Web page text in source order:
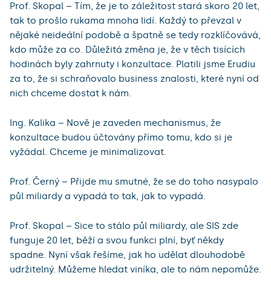
Prof. Skopal – Tím, že je to záležitost stará skoro 20 let,
tak to prošlo rukama mnoha lidí. Každý to převzal v
nějaké neideální podobě a špatně se tedy rozklíčovává,
kdo může za co. Důležitá změna je, že v těch tisících
hodinách byly zahrnuty i konzultace. Platili jsme Erudiu
za to, že si schraňovalo business znalosti, které nyní od
nich chceme dostat k nám.
Ing. Kalika – Nově je zaveden mechanismus, že
konzultace budou účtovány přímo tomu, kdo si je
vyžádal. Chceme je minimalizovat.
Prof. Černý – Přijde mu smutné, že se do toho nasypalo
půl miliardy a vypadá to tak, jak to vypadá.
Prof. Skopal – Sice to stálo půl miliardy, ale SIS zde
funguje 20 let, běží a svou funkci plní, byť někdy
spadne. Nyní však řešíme, jak ho udělat dlouhodobě
udržitelný. Můžeme hledat viníka, ale to nám nepomůže.